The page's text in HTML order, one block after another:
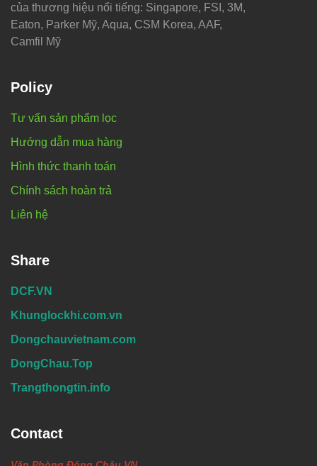
của thương hiệu nổi tiếng: Singapore, FSI, 3M,
Eaton, Parker Mỹ, Aqua, CSM Korea, AAF,
Camfil Mỹ
Policy
Tư vấn sản phẩm lọc
Hướng dẫn mua hàng
Hình thức thanh toán
Chính sách hoàn trả
Liên hệ
Share
DCF.VN
Khunglockhi.com.vn
Dongchauvietnam.com
DongChau.Top
Trangthongtin.info
Contact